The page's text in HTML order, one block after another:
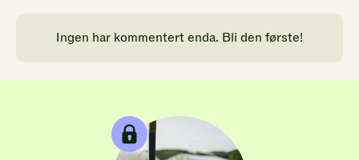
Ingen har kommentert enda. Bli den første!